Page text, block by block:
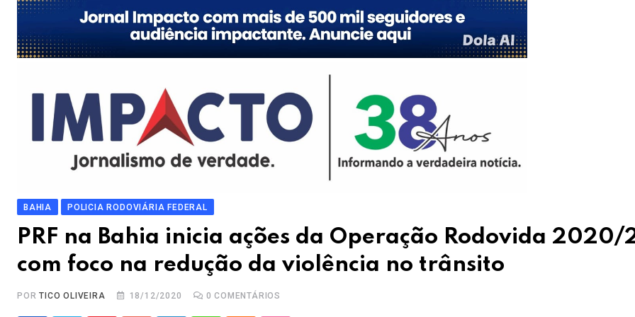
BAHIA POLICIA RODOVIÁRIA FEDERAL
PRF na Bahia inicia ações da Operação Rodovida 2020/
com foco na redução da violência no trânsito
PORTICO OLIVEIRA 18/12/2020 0 COMENTÁRIOS